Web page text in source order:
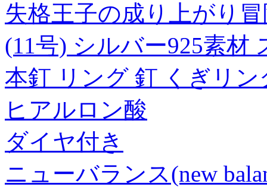
失格王子の成り上がり
(11号) シルバー925素材
本釘 リング 釘 くぎリ
ヒアルロン酸
ダイヤ付き
ニューバランス(new